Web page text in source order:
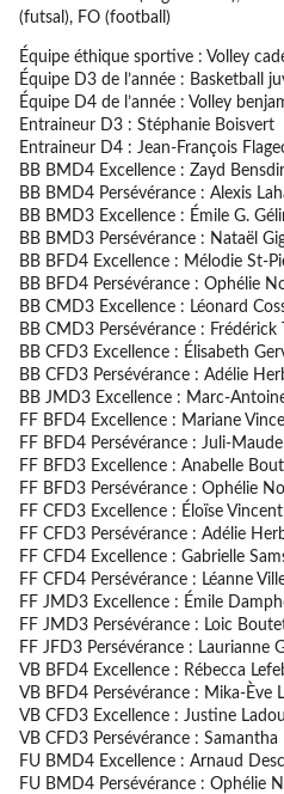
(futsal), FO (football)
Équipe éthique sportive : Volley
Équipe D3 de l’année : Basketball
Équipe D4 de l’année : Volley
Entraineur D3 : Stéphanie Boisvert
Entraineur D4 : Jean-François
BB BMD4 Excellence : Zayd
BB BMD4 Persévérance : Alexis
BB BMD3 Excellence : Émile G.
BB BMD3 Persévérance : Nataël
BB BFD4 Excellence : Mélodie St-
BB BFD4 Persévérance : Ophélie
BB CMD3 Excellence : Léonard
BB CMD3 Persévérance : Frédérick
BB CFD3 Excellence : Élisabeth
BB CFD3 Persévérance : Adélie
BB JMD3 Excellence : Marc-
FF BFD4 Excellence : Mariane
FF BFD4 Persévérance : Juli-
FF BFD3 Excellence : Anabelle
FF BFD3 Persévérance : Ophélie
FF CFD3 Excellence : Éloïse Vincent
FF CFD3 Persévérance : Adélie
FF CFD4 Excellence : Gabrielle
FF CFD4 Persévérance : Léanne
FF JMD3 Excellence : Émile
FF JMD3 Persévérance : Loic
FF JFD3 Persévérance : Laurianne
VB BFD4 Excellence : Rébecca
VB BFD4 Persévérance : Mika-Ève
VB CFD3 Excellence : Justine
VB CFD3 Persévérance : Samantha
FU BMD4 Excellence : Arnaud
FU BMD4 Persévérance : Ophélie